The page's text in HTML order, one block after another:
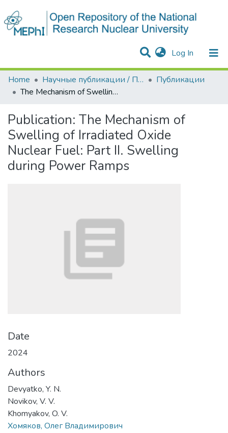
Log In (current)
Communities & Collections
Statistics
All of DSpace
Home
Научные публикации / Препринты
Публикации
The Mechanism of Swelling of Irradiated Oxide Nuclear Fuel: Part II. Swelling during Power Ramps
Publication: The Mechanism of
Swelling of Irradiated Oxide
Nuclear Fuel: Part II. Swelling
during Power Ramps
Date
2024
Authors
Devyatko, Y. N.
Novikov, V. V.
Khomyakov, O. V.
Хомяков, Олег Владимирович